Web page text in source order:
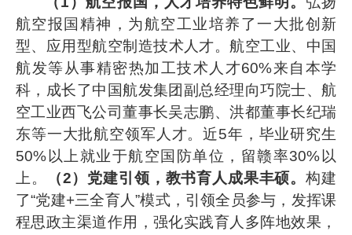
航空报国精神，为航空工业培养了一大批创新
型、应用型航空制造技术人才。航空工业、中国
航发等从事精密热加工技术人才60%来自本学
科，成长了中国航发集团副总经理向巧院士、航
空工业西飞公司董事长吴志鹏、洪都董事长纪瑞
东等一大批航空领军人才。近5年，毕业研究生
50%以上就业于航空国防单位，留赣率30%以
上。
（2）党建引领，教书育人成果丰硕。构建
了“党建+三全育人”模式，引领全员参与，发挥课
程思政主渠道作用，强化实践育人多阵地效果，